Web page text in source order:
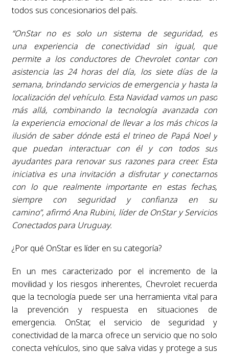
todos sus concesionarios del país.
“OnStar no es solo un sistema de seguridad, es
una experiencia de conectividad sin igual, que
permite a los conductores de Chevrolet contar con
asistencia las 24 horas del día, los siete días de la
semana, brindando servicios de emergencia y hasta la
localización del vehículo. Esta Navidad vamos un paso
más allá, combinando la tecnología avanzada con
la experiencia emocional de llevar a los más chicos la
ilusión de saber dónde está el trineo de Papá Noel y
que puedan interactuar con él y con todos sus
ayudantes para renovar sus razones para creer. Esta
iniciativa es una invitación a disfrutar y conectarnos
con lo que realmente importante en estas fechas,
siempre con seguridad y confianza en su
camino”, afirmó Ana Rubini, líder de OnStar y Servicios
Conectados para Uruguay.
¿Por qué OnStar es líder en su categoría?
En un mes caracterizado por el incremento de la
movilidad y los riesgos inherentes, Chevrolet recuerda
que la tecnología puede ser una herramienta vital para
la prevención y respuesta en situaciones de
emergencia. OnStar, el servicio de seguridad y
conectividad de la marca ofrece un servicio que no solo
conecta vehículos, sino que salva vidas y protege a sus